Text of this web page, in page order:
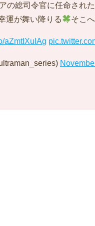
の総司令官に任命された
運が舞い降りる
そこ
aZmtIXuIAg